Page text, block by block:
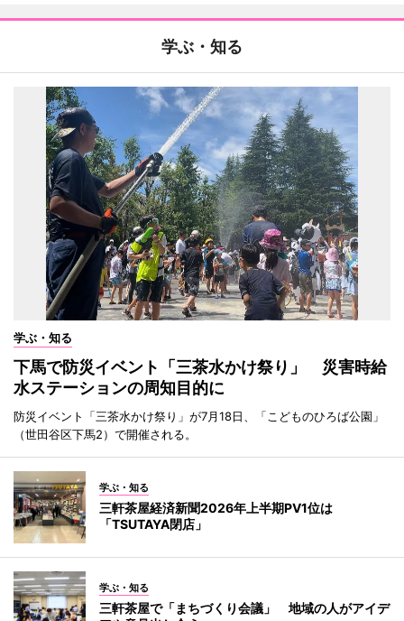
学ぶ・知る
学ぶ・知る
下馬で防災イベント「三茶水かけ祭り」 災害時給
水ステーションの周知目的に
防災イベント「三茶水かけ祭り」が7月18日、「こどものひろば公園」
（世田谷区下馬2）で開催される。
学ぶ・知る
三軒茶屋経済新聞2026年上半期PV1位は
「TSUTAYA閉店」
学ぶ・知る
三軒茶屋で「まちづくり会議」 地域の人がアイデ